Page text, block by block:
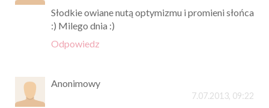
Słodkie owiane nutą optymizmu i promieni słońca
:) Milego dnia :)
Odpowiedz
Anonimowy
7.07.2013, 09:22